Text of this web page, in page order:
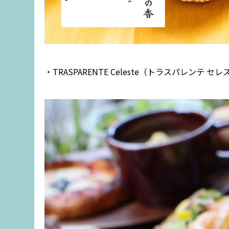
・TRASPARENTE Celeste（トラスパレンテ セレ